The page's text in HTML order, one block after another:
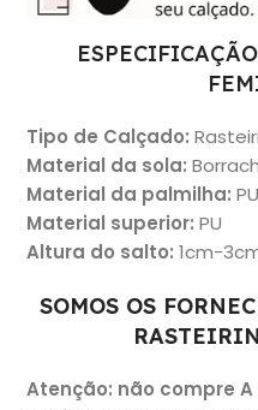
Tipo de Calçado:
Material da sola:
Material da palmilha: PU
Material superior: PU
Altura do salto: 1cm-
SOMOS OS
Atenção: não compre